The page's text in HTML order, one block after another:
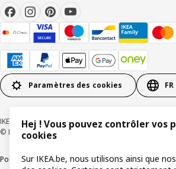
Paramètres des cookies FR
IKEA BELGIUM SA, Weiveldlaan 19, 1930 Zaventem,
© Inter IKEA Systems B.V. 1999-2026
Politique de confidentialité Politique relative aux
Hej ! Vous pouvez contrôler vos
cookies
Sur IKEA.be, nous utilisons ainsi que